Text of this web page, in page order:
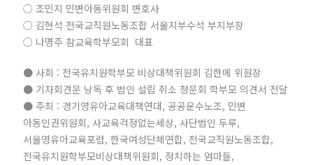
○ 조민지 민변아동위원회 변호사
○ 김현석 전국교직원노동조합 서울지부수석 부지부장
○ 나명주 참교육학부모회 대표
● 사회 : 전국유치원학부모 비상대책위원회 김한메 위원장
● 기자회견문 낭독 후 법인 설립 취소 청문회 학부모 의견서 전달
● 주최 : 경기영유아교육대책연대, 공공운수노조, 민변
아동인권위원회, 사교육걱정없는세상, 사단법인 두루,
서울영유아교육포럼, 한국여성단체연합, 전국교직원노동조합,
전국유치원학부모비상대책위원회, 정치하는 엄마들,